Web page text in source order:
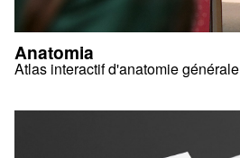
Anatomia
Atlas interactif d'anatomie générale